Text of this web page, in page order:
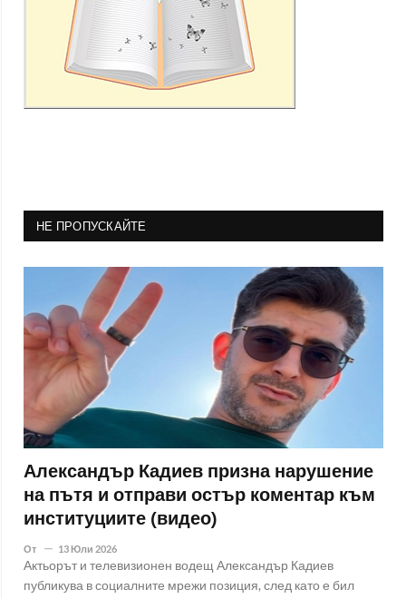
НЕ ПРОПУСКАЙТЕ
Александър Кадиев призна нарушение
на пътя и отправи остър коментар към
институциите (видео)
От 13 Юли 2026
Актьорът и телевизионен водещ Александър Кадиев
публикува в социалните мрежи позиция, след като е бил